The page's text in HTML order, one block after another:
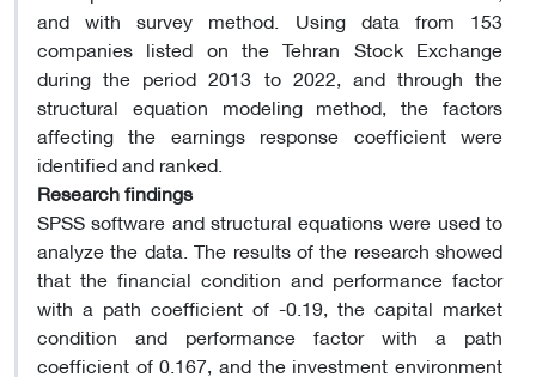
and with survey method. Using data from 153
companies listed on the Tehran Stock Exchange
during the period 2013 to 2022, and through the
structural equation modeling method, the factors
affecting the earnings response coefficient were
identified and ranked.
Research findings
SPSS software and structural equations were used to
analyze the data. The results of the research showed
that the financial condition and performance factor
with a path coefficient of -0.19, the capital market
condition and performance factor with a path
coefficient of 0.167, and the investment environment